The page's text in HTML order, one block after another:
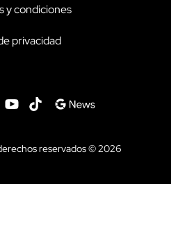
y condiciones
privacidad
reservados © 2026